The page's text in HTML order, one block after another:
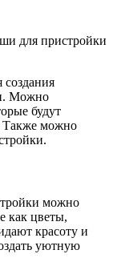
Можно
будут
Также можно
можно
как цветы,
красоту и
уютную